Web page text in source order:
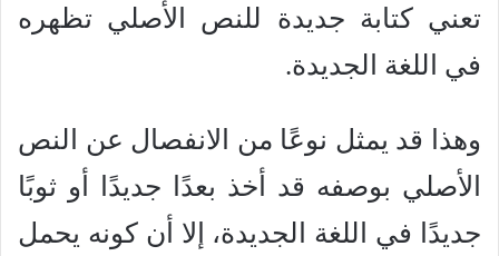
تعني كتابة جديدة للنص الأصلي تظهره
في اللغة الجديدة.
وهذا قد يمثل نوعًا من الانفصال عن النص
الأصلي بوصفه قد أخذ بعدًا جديدًا أو ثوبًا
جديدًا في اللغة الجديدة، إلا أن كونه يحمل